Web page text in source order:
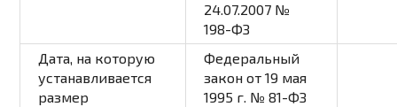
24.07.2007 №
198-ФЗ
Дата, на которую
устанавливается
размер
Федеральный
закон от 19 мая
1995 г. № 81-ФЗ